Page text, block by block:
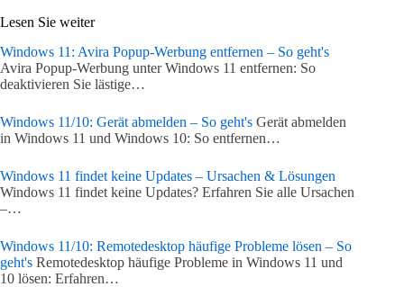
Lesen Sie weiter
Windows 11: Avira Popup-Werbung entfernen – So geht's
Avira Popup-Werbung unter Windows 11 entfernen: So
deaktivieren Sie lästige…
Windows 11/10: Gerät abmelden – So geht's Gerät abmelden
in Windows 11 und Windows 10: So entfernen…
Windows 11 findet keine Updates – Ursachen & Lösungen
Windows 11 findet keine Updates? Erfahren Sie alle Ursachen
–…
Windows 11/10: Remotedesktop häufige Probleme lösen – So
geht's Remotedesktop häufige Probleme in Windows 11 und
10 lösen: Erfahren…